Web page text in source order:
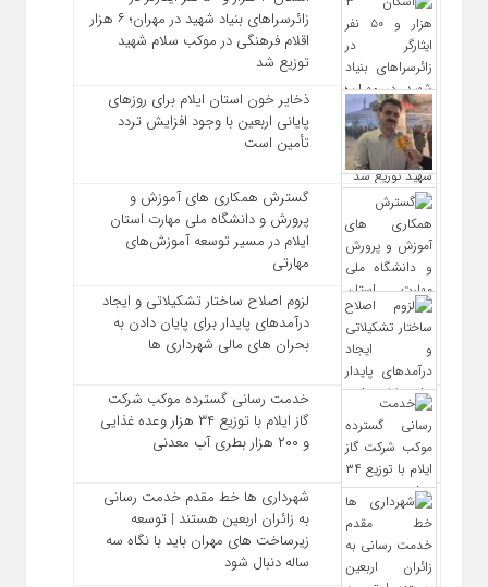
زائرسراهای بنیاد شهید در مهران؛ ۶ هزار
اقلام فرهنگی در موکب سلام شهید
توزیع شد
ذخایر خون استان ایلام برای روزهای
پایانی اربعین با وجود افزایش تردد
تأمین است
گسترش همکاری‌ های آموزش و
پرورش و دانشگاه ملی مهارت استان
ایلام در مسیر توسعه آموزش‌های
مهارتی
لزوم اصلاح ساختار تشکیلاتی و ایجاد
درآمدهای پایدار برای پایان دادن به
بحران‌ های مالی شهرداری‌ ها
خدمت رسانی گسترده موکب شرکت
گاز ایلام با توزیع ۳۴ هزار وعده غذایی
و ۲۰۰ هزار بطری آب معدنی
شهرداری‌ ها خط مقدم خدمت ‌رسانی
به زائران اربعین هستند | توسعه
زیرساخت ‌های مهران باید با نگاه سه‌
ساله دنبال شود